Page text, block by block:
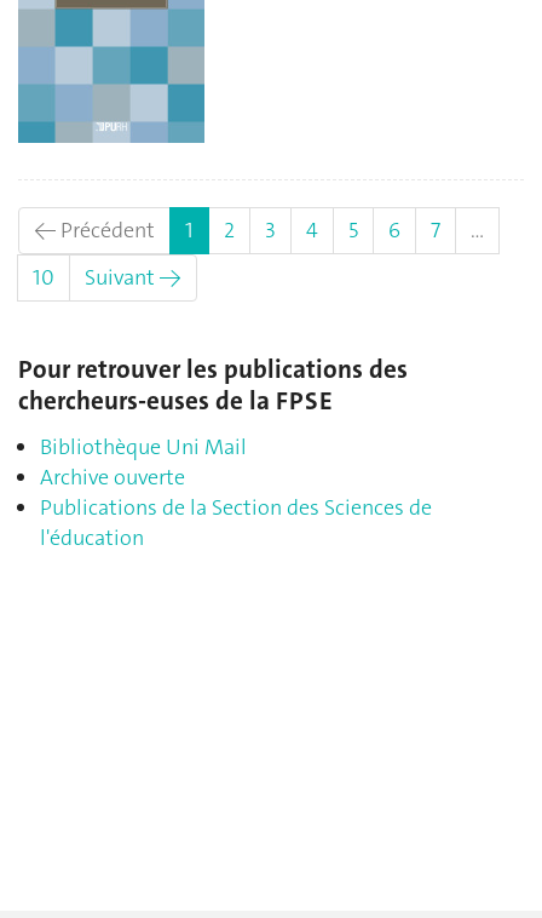
← Précédent 1 (actuel)
2 3 4 5 6 7
…
10
Suivant →
Pour retrouver les publications des
chercheurs-euses de la FPSE
Bibliothèque Uni Mail
Archive ouverte
Publications de la Section des Sciences de
l'éducation